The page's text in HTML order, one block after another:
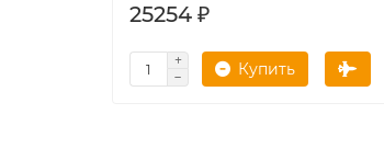
25254 ₽
Купить